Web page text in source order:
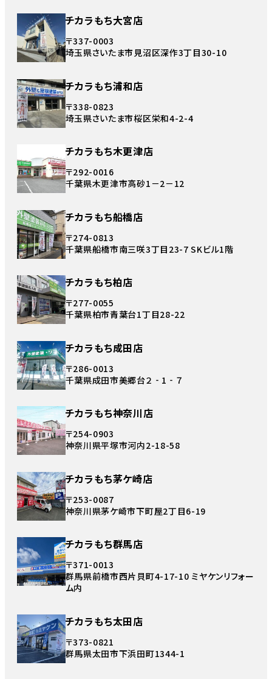
チカラもち大宮店
〒337-0003
埼玉県さいたま市見沼区深作3丁目30-10
チカラもち浦和店
〒338-0823
埼玉県さいたま市桜区栄和4-2-4
チカラもち木更津店
〒292-0016
千葉県木更津市高砂1－2－12
チカラもち船橋店
〒274-0813
千葉県船橋市南三咲3丁目23-7 SKビル1階
チカラもち柏店
〒277-0055
千葉県柏市青葉台1丁目28-22
チカラもち成田店
〒286-0013
千葉県成田市美郷台２‐1‐７
チカラもち神奈川店
〒254-0903
神奈川県平塚市河内2-18-58
チカラもち茅ケ崎店
〒253-0087
神奈川県茅ケ崎市下町屋2丁目6-19
チカラもち群馬店
〒371-0013
群馬県前橋市西片貝町4-17-10 ミヤケンリフォー
ム内
チカラもち太田店
〒373-0821
群馬県太田市下浜田町1344-1